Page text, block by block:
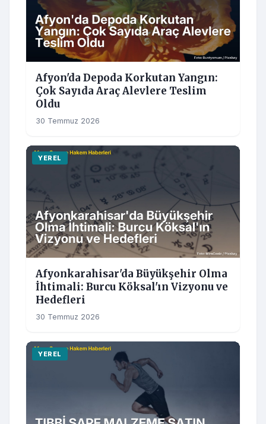
Afyon'da Depoda Korkutan Yangın:
Çok Sayıda Araç Alevlere Teslim
Oldu
30 Temmuz 2026
YEREL
Afyonkarahisar'da Büyükşehir Olma
İhtimali: Burcu Köksal'ın Vizyonu ve
Hedefleri
30 Temmuz 2026
YEREL